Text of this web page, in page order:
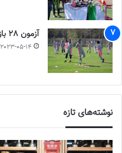
آزمون 28 بازیکن را به اردو فرا خواند
2023-05-14
نوشته‌های تازه